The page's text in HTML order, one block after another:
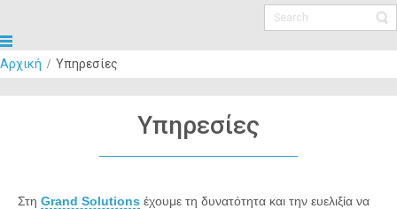
Αρχική Υπηρεσίες
Υπηρεσίες
Στη Grand Solutions έχουμε τη δυνατότητα και την ευελιξία να